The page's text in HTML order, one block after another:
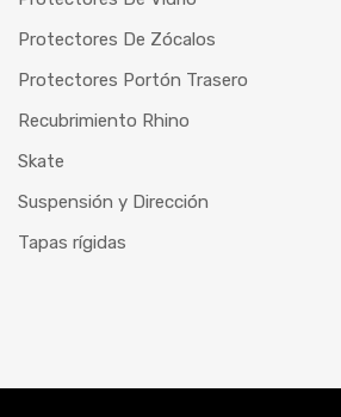
Protectores De Zócalos
Protectores Portón Trasero
Recubrimiento Rhino
Skate
Suspensión y Dirección
Tapas rígidas